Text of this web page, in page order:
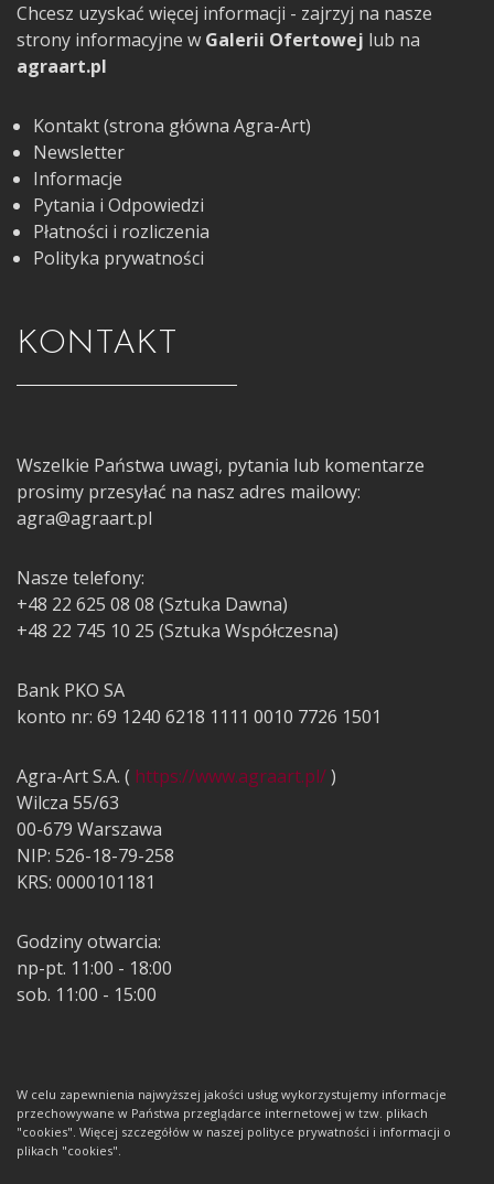
Chcesz uzyskać więcej informacji - zajrzyj na nasze
strony informacyjne w Galerii Ofertowej lub na
agraart.pl
Kontakt (strona główna Agra-Art)
Newsletter
Informacje
Pytania i Odpowiedzi
Płatności i rozliczenia
Polityka prywatności
KONTAKT
Wszelkie Państwa uwagi, pytania lub komentarze
prosimy przesyłać na nasz adres mailowy:
agra@agraart.pl
Nasze telefony:
+48 22 625 08 08 (Sztuka Dawna)
+48 22 745 10 25 (Sztuka Współczesna)
Bank PKO SA
konto nr: 69 1240 6218 1111 0010 7726 1501
Agra-Art S.A. ( https://www.agraart.pl/)
Wilcza 55/63
00-679 Warszawa
NIP: 526-18-79-258
KRS: 0000101181
Godziny otwarcia:
np-pt. 11:00 - 18:00
sob. 11:00 - 15:00
W celu zapewnienia najwyższej jakości usług wykorzystujemy informacje
przechowywane w Państwa przeglądarce internetowej w tzw. plikach
"cookies". Więcej szczegółów w naszej polityce prywatności i informacji o
plikach "cookies".